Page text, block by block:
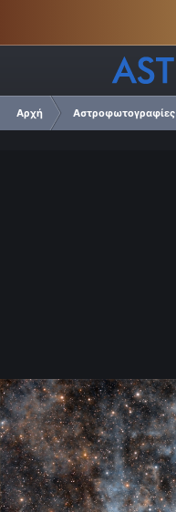
Αρχή Αστροφωτογραφίες